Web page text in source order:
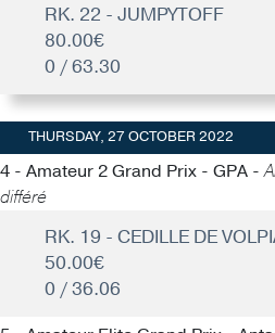
RK. 22 - JUMPYTOFF
80.00€
0 / 63.30
THURSDAY, 27 OCTOBER 2022
4 - Amateur 2 Grand Prix - GPA -
différé
RK. 19 - CEDILLE DE
50.00€
0 / 36.06